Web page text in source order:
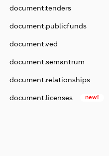
document.tenders
document.publicfunds
document.ved
document.semantrum
document.relationships
document.licenses new!